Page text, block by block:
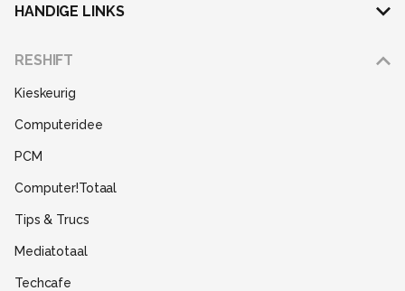
HANDIGE LINKS
RESHIFT
Kieskeurig
Computeridee
PCM
Computer!Totaal
Tips & Trucs
Mediatotaal
Techcafe